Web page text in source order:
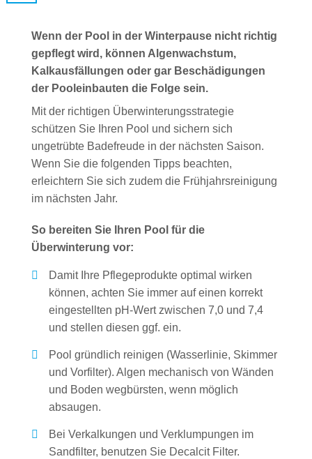
Wenn der Pool in der Winterpause nicht richtig
gepflegt wird, können Algenwachstum,
Kalkausfällungen oder gar Beschädigungen
der Pooleinbauten die Folge sein.
Mit der richtigen Überwinterungsstrategie
schützen Sie Ihren Pool und sichern sich
ungetrübte Badefreude in der nächsten Saison.
Wenn Sie die folgenden Tipps beachten,
erleichtern Sie sich zudem die Frühjahrsreinigung
im nächsten Jahr.
So bereiten Sie Ihren Pool für die
Überwinterung vor:
Damit Ihre Pflegeprodukte optimal wirken
können, achten Sie immer auf einen korrekt
eingestellten pH-Wert zwischen 7,0 und 7,4
und stellen diesen ggf. ein.
Pool gründlich reinigen (Wasserlinie, Skimmer
und Vorfilter). Algen mechanisch von Wänden
und Boden wegbürsten, wenn möglich
absaugen.
Bei Verkalkungen und Verklumpungen im
Sandfilter, benutzen Sie Decalcit Filter.